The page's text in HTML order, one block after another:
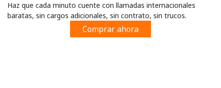
o
Haz que cada minuto cuente con llamadas internacionales
baratas, sin cargos adicionales, sin contrato, sin trucos.
Comprar ahora